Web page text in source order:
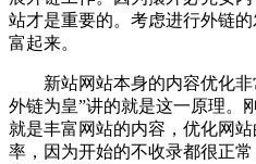
站才是重要的。考虑进行外链
富起来。
新站网站本身的内容优化非
外链为皇”讲的就是这一原理。
就是丰富网站的内容，优化网
率，因为开始的不收录都很正